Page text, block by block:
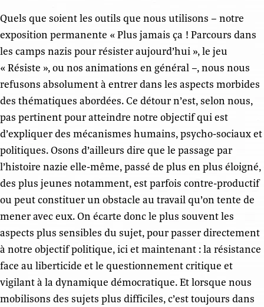
Quels que soient les outils que nous utilisons – notre
exposition permanente « Plus jamais ça ! Parcours dans
les camps nazis pour résister aujourd’hui », le jeu
« Résiste », ou nos animations en général –, nous nous
refusons absolument à entrer dans les aspects morbides
des thématiques abordées. Ce détour n’est, selon nous,
pas pertinent pour atteindre notre objectif qui est
d’expliquer des mécanismes humains, psycho-sociaux et
politiques. Osons d’ailleurs dire que le passage par
l’histoire nazie elle-même, passé de plus en plus éloigné,
des plus jeunes notamment, est parfois contre-productif
ou peut constituer un obstacle au travail qu’on tente de
mener avec eux. On écarte donc le plus souvent les
aspects plus sensibles du sujet, pour passer directement
à notre objectif politique, ici et maintenant : la résistance
face au liberticide et le questionnement critique et
vigilant à la dynamique démocratique. Et lorsque nous
mobilisons des sujets plus difficiles, c’est toujours dans